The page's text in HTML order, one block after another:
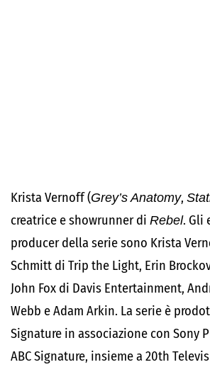
Krista Vernoff (Grey’s Anatomy,
creatrice e showrunner di Rebel. Gli
producer della serie sono Krista
Schmitt di Trip the Light, Erin
John Fox di Davis Entertainment,
Webb e Adam Arkin. La serie è
Signature in associazione con Sony
ABC Signature, insieme a 20th